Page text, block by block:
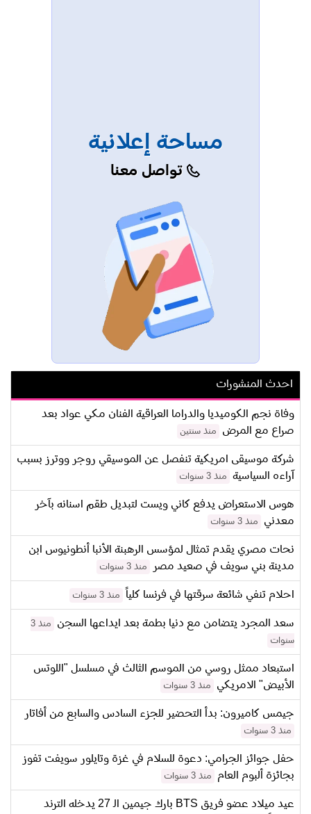
مساحة إعلانية
تواصل معنا
احدث المنشورات
وفاة نجم الكوميديا والدراما العراقية الفنان مكي عواد بعد
صراع مع المرض
منذ سنتين
شركة موسيقى امريكية تنفصل عن الموسيقي روجر ووترز بسبب
آراءه السياسية
منذ 3 سنوات
هوس الاستعراض يدفع كاني ويست لتبديل طقم اسنانه بآخر
معدني
منذ 3 سنوات
نحات مصري يقدم تمثال لمؤسس الرهبنة الأنبا أنطونيوس ابن
مدينة بني سويف في صعيد مصر
منذ 3 سنوات
احلام تنفي شائعة سرقتها في فرنسا كلياً منذ 3 سنوات
سعد المجرد يتضامن مع دنيا بطمة بعد ايداعها السجن
منذ 3
سنوات
استبعاد ممثل روسي من الموسم الثالث في مسلسل "اللوتس
الأبيض" الامريكي
منذ 3 سنوات
جيمس كاميرون: بدأ التحضير للجزء السادس والسابع من أفاتار
منذ 3 سنوات
حفل جوائز الجرامي: دعوة للسلام في غزة وتايلور سويفت تفوز
بجائزة ألبوم العام
منذ 3 سنوات
عيد ميلاد عضو فريق BTS بارك جيمين الـ 27 يدخله الترند